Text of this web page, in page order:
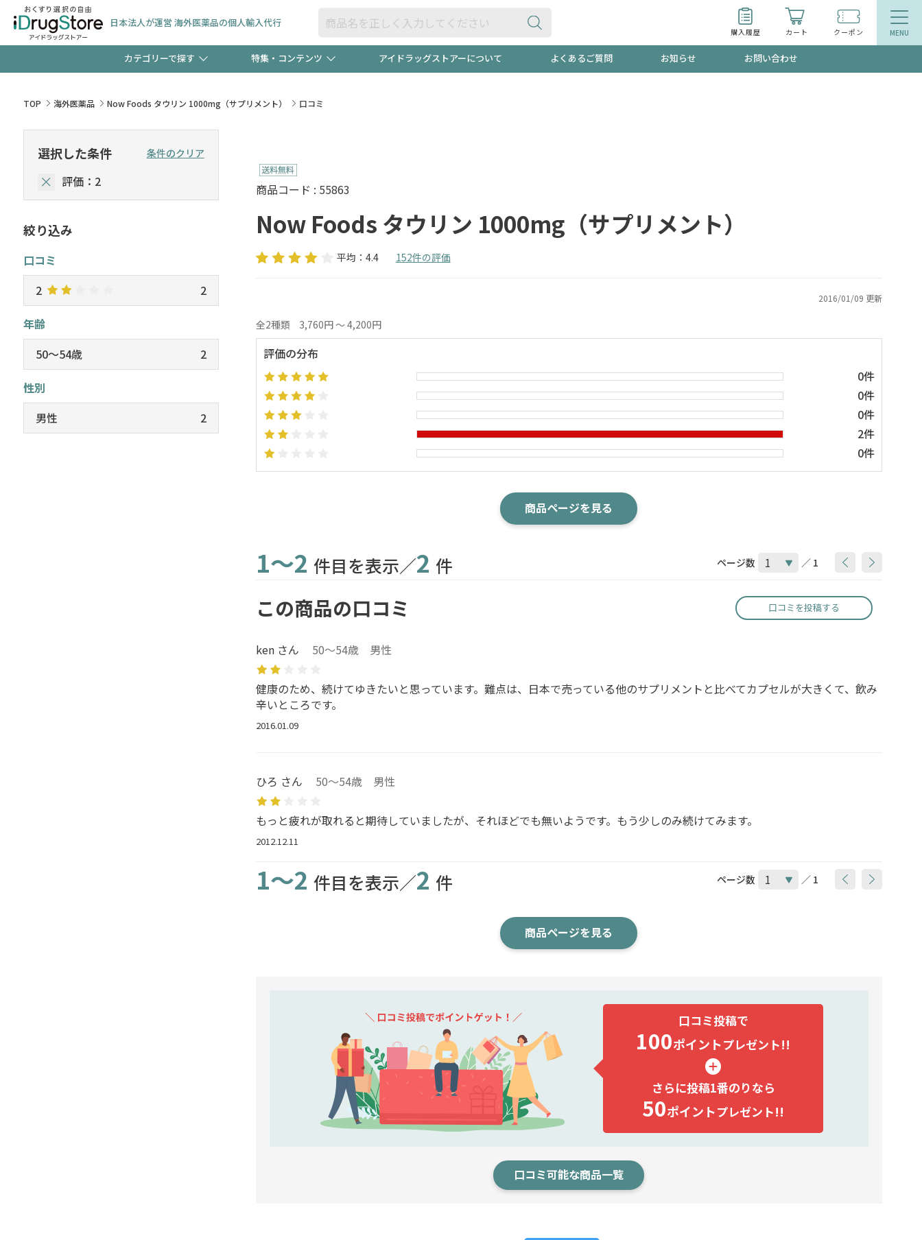
日本法人が運営 海外医薬品の個人輸入代行
購入履歴 カート クーポン
カテゴリーで探す
ペット用品
特集・コンテンツ
【週末限定】新規会員登録ポイント2倍600円分プレ
極冷メントールで、夏の頭皮ストレスを完全リセッ
当店スタッフが贈る音声プログラム
アイドラッグストアーについて よくあるご質問 お知らせ お問い合わせ
TOP 海外医薬品 Now Foods タウリン 1000mg（サプリメント） 口コミ
商品コード : 55863
Now Foods タウリン 1000mg（サプリメント）
平均：4.4 152件の評価
2016/01/09 更新
全2種類 3,760円 ～ 4,200円
評価の分布
0件
0件
0件
2件
0件
商品ページを見る
1～2 件目を表示／2 件 ページ数 ／ 1
この商品の口コミ 口コミを投稿する
ken さん 50～54歳 男性
健康のため、続けてゆきたいと思っています。難点は、日本で売っている他のサプリメントと比べてカプセルが大きくて、飲み
辛いところです。
2016.01.09
ひろ さん 50～54歳 男性
もっと疲れが取れると期待していましたが、それほどでも無いようです。もう少しのみ続けてみます。
2012.12.11
1～2 件目を表示／2 件 ページ数 ／ 1
商品ページを見る
口コミ投稿で
100ポイントプレゼント!!
さらに投稿1番のりなら
50ポイントプレゼント!!
口コミ可能な商品一覧
選択した条件 条件のクリア
評価：2
絞り込み
口コミ
2
2
年齢
50～54歳
2
性別
男性
2